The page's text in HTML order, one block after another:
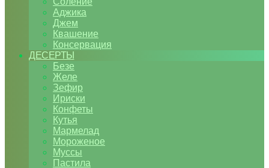
Аджика
Джем
Квашение
Консервация
ДЕСЕРТЫ
Безе
Желе
Зефир
Ириски
Конфеты
Кутья
Мармелад
Мороженое
Муссы
Пастила